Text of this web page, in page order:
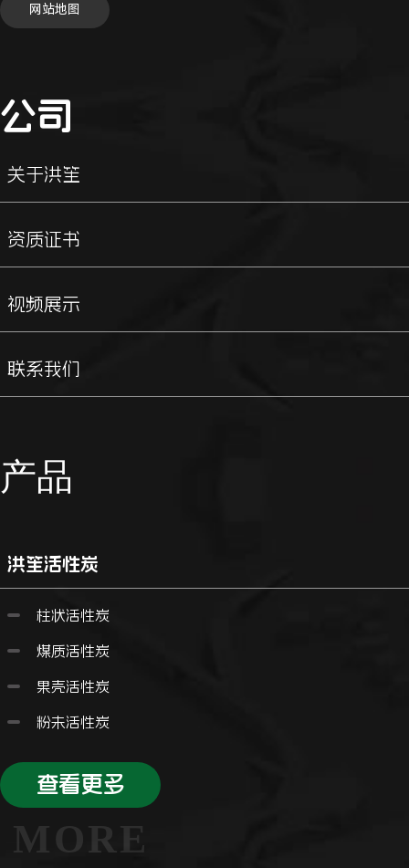
网站地图
公司
关于洪笙
资质证书
视频展示
联系我们
产品
洪笙活性炭
柱状活性炭
煤质活性炭
果壳活性炭
粉未活性炭
查看更多
MORE